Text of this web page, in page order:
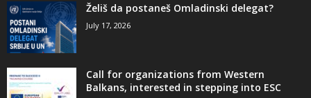
Želiš da postaneš Omladinski delegat?
July 17, 2026
Call for organizations from Western
Balkans, interested in stepping into ESC